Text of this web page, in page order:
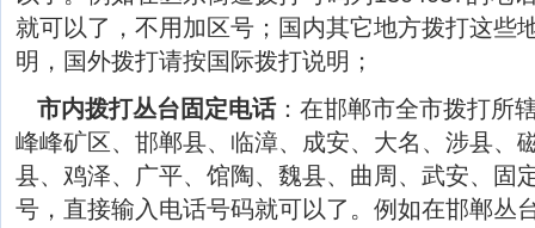
就可以了，不用加区号；国内其它地方拨打这些
明，国外拨打请按国际拨打说明；
市内拨打丛台固定电话：在邯郸市全市拨打所
峰峰矿区、 邯郸县、 临漳、 成安、 大名 、 涉县、
县、 鸡泽、 广平、 馆陶、 魏县、 曲周 、 武安、固
号，直接输入电话号码就可以了。例如在邯郸丛